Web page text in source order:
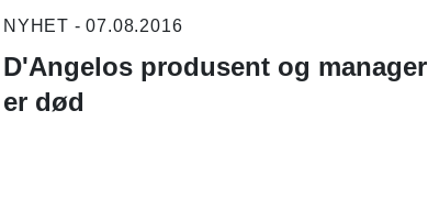
NYHET - 07.08.2016
D'Angelos produsent og manager
er død